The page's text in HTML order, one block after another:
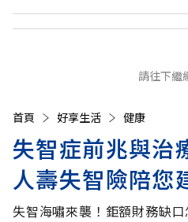
請往下繼
首頁 好享生活 健康
失智症前兆與治
人壽失智險陪您
失智海嘯來襲！鉅額財務缺口